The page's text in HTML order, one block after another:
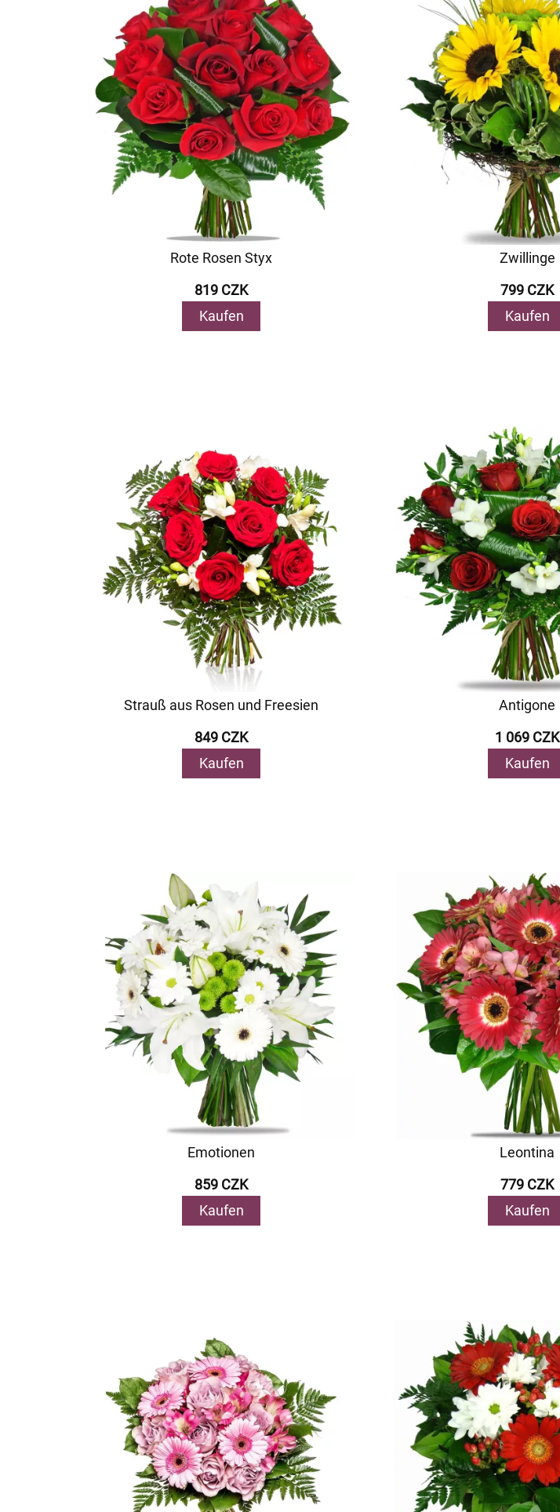
Rote Rosen Styx
819 CZK
Kaufen
Zwillinge
799 CZK
Kaufen
Strauß aus Rosen und Freesien
849 CZK
Kaufen
Antigone
1 069 CZK
Kaufen
Emotionen
859 CZK
Kaufen
Leontina
779 CZK
Kaufen